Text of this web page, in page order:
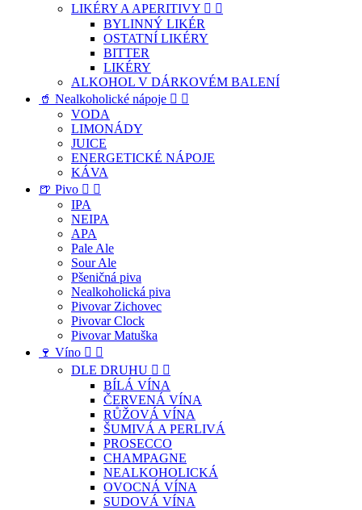
LIKÉRY A APERITIVY  
BYLINNÝ LIKÉR
OSTATNÍ LIKÉRY
BITTER
LIKÉRY
ALKOHOL V DÁRKOVÉM BALENÍ
🥤 Nealkoholické nápoje  
VODA
LIMONÁDY
JUICE
ENERGETICKÉ NÁPOJE
KÁVA
🍺 Pivo  
IPA
NEIPA
APA
Pale Ale
Sour Ale
Pšeničná piva
Nealkoholická piva
Pivovar Zichovec
Pivovar Clock
Pivovar Matuška
🍷 Víno  
DLE DRUHU  
BÍLÁ VÍNA
ČERVENÁ VÍNA
RŮŽOVÁ VÍNA
ŠUMIVÁ A PERLIVÁ
PROSECCO
CHAMPAGNE
NEALKOHOLICKÁ
OVOCNÁ VÍNA
SUDOVÁ VÍNA